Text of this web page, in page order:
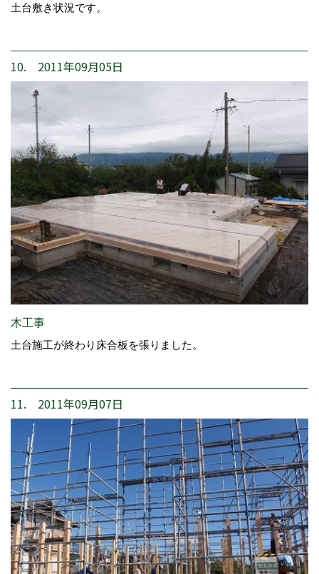
土台敷き状況です。
10. 2011年09月05日
木工事
土台施工が終わり床合板を張りました。
11. 2011年09月07日